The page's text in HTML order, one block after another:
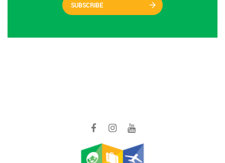
SUBSCRIBE